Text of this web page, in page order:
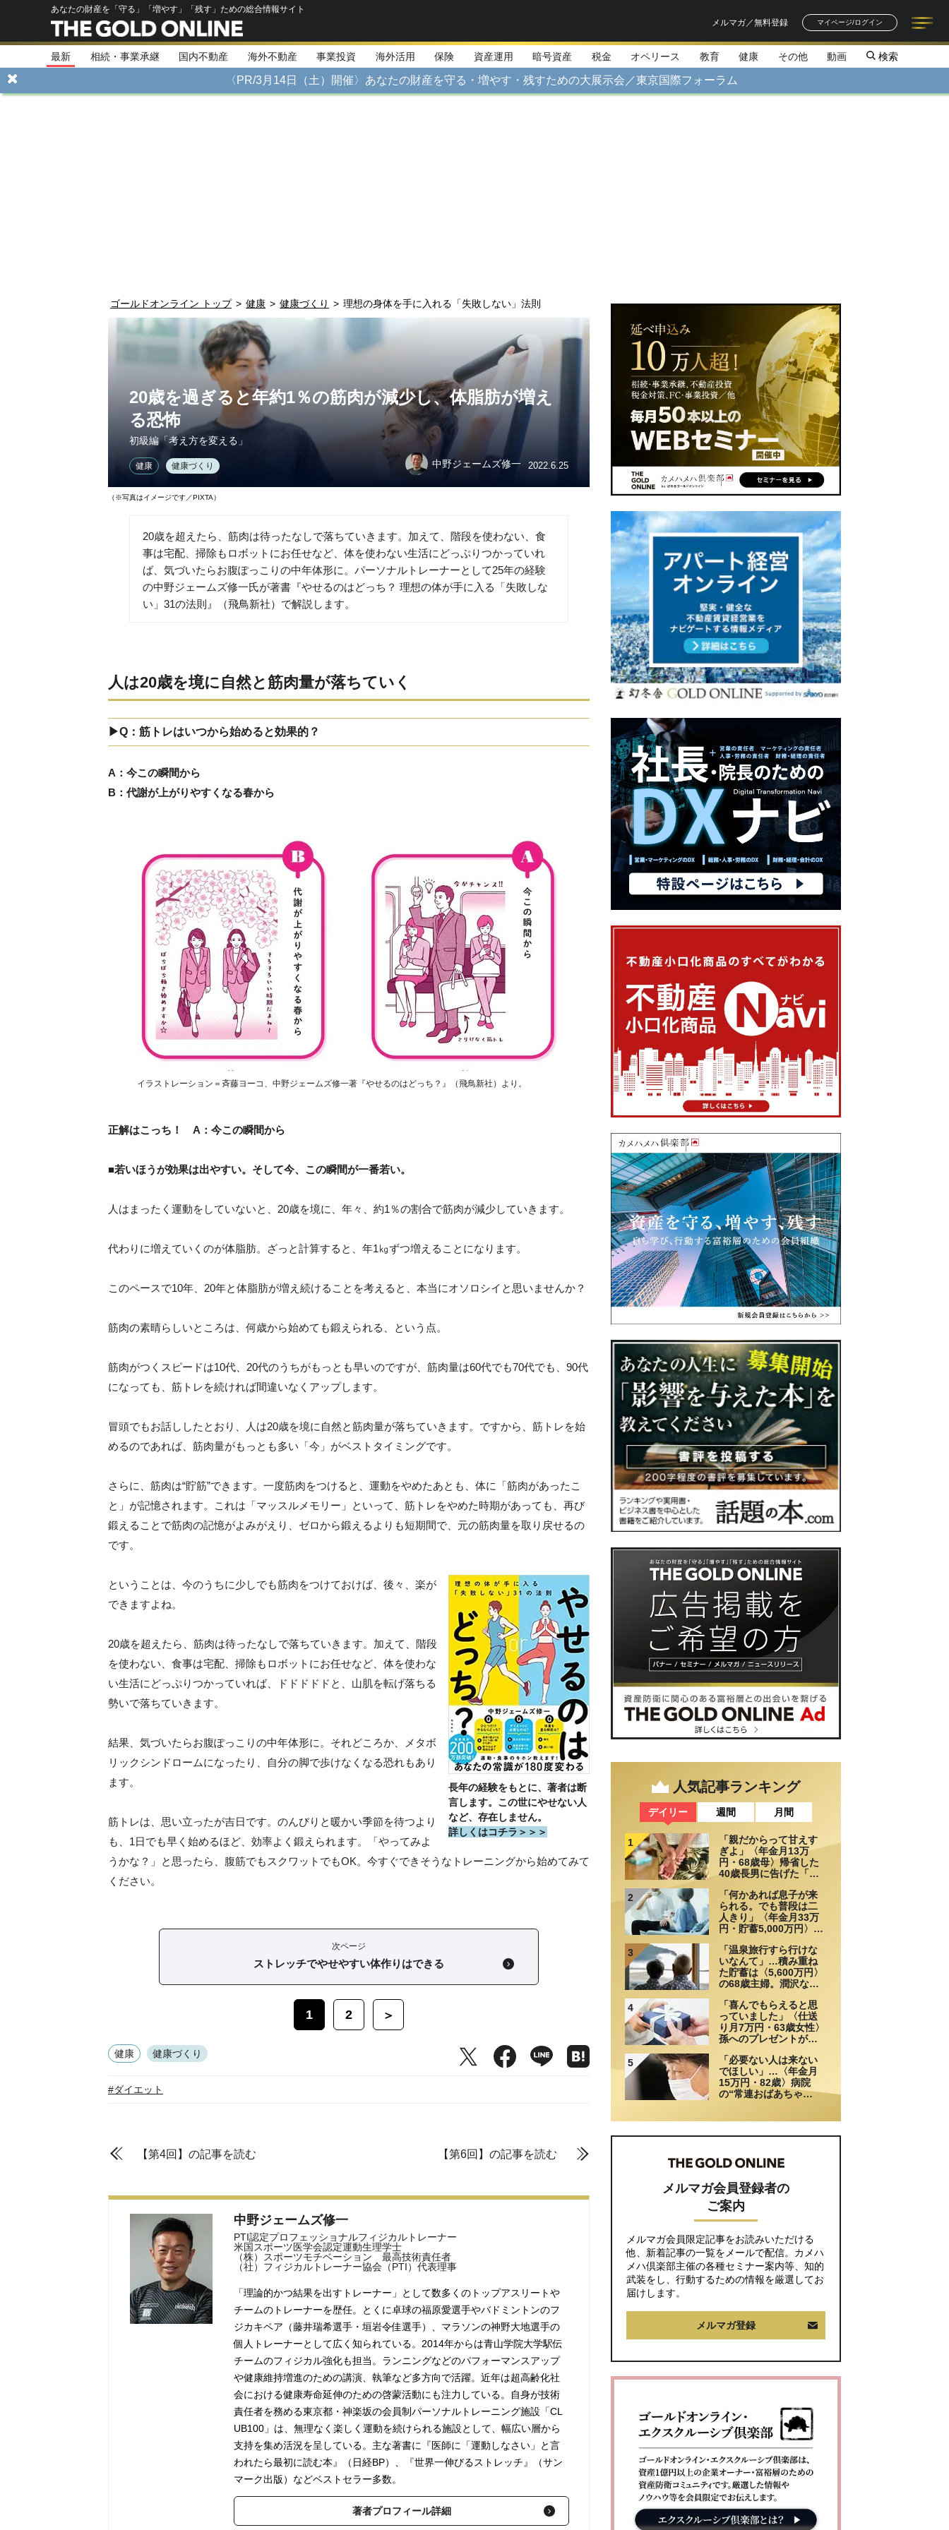
あなたの財産を「守る」「増やす」「残す」ための総合情報サイト
メルマガ／無料登録
マイページ/ログイン
記事一覧
著者一覧
最新 相続・事業承継 国内不動産 海外不動産 事業投資 海外活用 保険 資産運用 暗号資産 税金 オペリース 教育 健康 その他 動画 検索
〈PR/3月14日（土）開催〉あなたの財産を守る・増やす・残すための大展示会／東京国際フォーラム
ゴールドオンライン トップ > 健康 > 健康づくり > 理想の身体を手に入れる「失敗しない」法則
20歳を過ぎると年約1％の筋肉が減少し、体脂肪が増え
る恐怖
初級編「考え方を変える」
健康 健康づくり 中野ジェームズ修一 2022.6.25
（※写真はイメージです／PIXTA）
20歳を超えたら、筋肉は待ったなしで落ちていきます。加えて、階段を使わない、食
事は宅配、掃除もロボットにお任せなど、体を使わない生活にどっぷりつかっていれ
ば、気づいたらお腹ぽっこりの中年体形に。パーソナルトレーナーとして25年の経験
の中野ジェームズ修一氏が著書『やせるのはどっち？ 理想の体が手に入る「失敗しな
い」31の法則』（飛鳥新社）で解説します。
人は20歳を境に自然と筋肉量が落ちていく
▶Q：筋トレはいつから始めると効果的？
A：今この瞬間から
B：代謝が上がりやすくなる春から
イラストレーション＝斉藤ヨーコ、中野ジェームズ修一著『やせるのはどっち？』（飛鳥新社）より。
正解はこっち！ A：今この瞬間から
■若いほうが効果は出やすい。そして今、この瞬間が一番若い。
人はまったく運動をしていないと、20歳を境に、年々、約1％の割合で筋肉が減少していきます。
代わりに増えていくのが体脂肪。ざっと計算すると、年1㎏ずつ増えることになります。
このペースで10年、20年と体脂肪が増え続けることを考えると、本当にオソロシイと思いませんか？
筋肉の素晴らしいところは、何歳から始めても鍛えられる、という点。
筋肉がつくスピードは10代、20代のうちがもっとも早いのですが、筋肉量は60代でも70代でも、90代
になっても、筋トレを続ければ間違いなくアップします。
冒頭でもお話ししたとおり、人は20歳を境に自然と筋肉量が落ちていきます。ですから、筋トレを始
めるのであれば、筋肉量がもっとも多い「今」がベストタイミングです。
さらに、筋肉は“貯筋”できます。一度筋肉をつけると、運動をやめたあとも、体に「筋肉があったこ
と」が記憶されます。これは「マッスルメモリー」といって、筋トレをやめた時期があっても、再び
鍛えることで筋肉の記憶がよみがえり、ゼロから鍛えるよりも短期間で、元の筋肉量を取り戻せるの
です。
長年の経験をもとに、著者は断
言します。この世にやせない人
など、存在しません。
詳しくはコチラ＞＞＞
ということは、今のうちに少しでも筋肉をつけておけば、後々、楽が
できますよね。
20歳を超えたら、筋肉は待ったなしで落ちていきます。加えて、階段
を使わない、食事は宅配、掃除もロボットにお任せなど、体を使わな
い生活にどっぷりつかっていれば、ドドドドドと、山肌を転げ落ちる
勢いで落ちていきます。
結果、気づいたらお腹ぽっこりの中年体形に。それどころか、メタボ
リックシンドロームになったり、自分の脚で歩けなくなる恐れもあり
ます。
筋トレは、思い立ったが吉日です。のんびりと暖かい季節を待つより
も、1日でも早く始めるほど、効率よく鍛えられます。「やってみよ
うかな？」と思ったら、腹筋でもスクワットでもOK。今すぐできそうなトレーニングから始めてみて
ください。
次ページ
ストレッチでやせやすい体作りはできる
1 2 ＞
健康 健康づくり
#ダイエット
【第4回】の記事を読む 【第6回】の記事を読む
中野ジェームズ修一
PTI認定プロフェッショナルフィジカルトレーナー
米国スポーツ医学会認定運動生理学士
（株）スポーツモチベーション 最高技術責任者
（社）フィジカルトレーナー協会（PTI）代表理事
「理論的かつ結果を出すトレーナー」として数多くのトップアスリートや
チームのトレーナーを歴任。とくに卓球の福原愛選手やバドミントンのフ
ジカキペア（藤井瑞希選手・垣岩令佳選手）、マラソンの神野大地選手の
個人トレーナーとして広く知られている。2014年からは青山学院大学駅伝
チームのフィジカル強化も担当。ランニングなどのパフォーマンスアップ
や健康維持増進のための講演、執筆など多方向で活躍。近年は超高齢化社
会における健康寿命延伸のための啓蒙活動にも注力している。自身が技術
責任者を務める東京都・神楽坂の会員制パーソナルトレーニング施設「CL
UB100」は、無理なく楽しく運動を続けられる施設として、幅広い層から
支持を集め活況を呈している。主な著書に『医師に「運動しなさい」と言
われたら最初に読む本』（日経BP）、『世界一伸びるストレッチ』（サン
マーク出版）などベストセラー多数。
著者プロフィール詳細
人気記事ランキング
デイリー 週間 月間
1
「親だからって甘えす
ぎよ」〈年金月13万
円・68歳母〉帰省した
40歳長男に告げた「も
2
「何かあれば息子が来
られる。でも普段は二
人きり」〈年金月33万
円・貯蓄5,000万円〉70
して選んだ“ちょうどい
い距離”
3
「温泉旅行すら行けな
いなんて」…積み重ね
た貯蓄は〈5,600万円〉
の68歳主婦。潤沢な老
「馬鹿だった」肩を落
とす理由
4
「喜んでもらえると思
っていました」〈仕送
り月7万円・63歳女性〉
孫へのプレゼントがき
係
5
「必要ない人は来ない
でほしい」…〈年金月
15万円・82歳〉病院
の“常連おばあちゃ
メルマガ会員登録者の
ご案内
メルマガ会員限定記事をお読みいただける
他、新着記事の一覧をメールで配信。カメハ
メハ倶楽部主催の各種セミナー案内等、知的
武装をし、行動するための情報を厳選してお
届けします。
メルマガ登録